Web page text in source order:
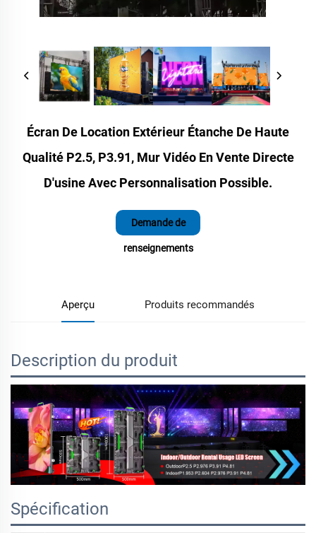
Écran De Location Extérieur Étanche De Haute
Qualité P2.5, P3.91, Mur Vidéo En Vente Directe
D'usine Avec Personnalisation Possible.
Demande de
renseignements
Aperçu Produits recommandés
Description du produit
Spécification